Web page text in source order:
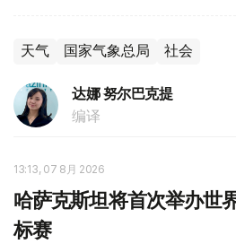
天气 国家气象总局 社会
达娜 努尔巴克提
编译
13:13, 07 8月 2026
哈萨克斯坦将首次举办世
标赛